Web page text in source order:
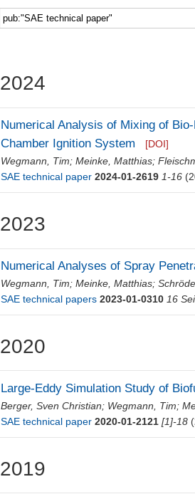
2024
Numerical Analysis of Mixing of
Chamber Ignition System
[DOI]
Wegmann, Tim;Meinke, Matthias;
SAE technical paper 2024-01-2619 1-16
2023
Numerical Analyses of Spray
Wegmann, Tim;Meinke, Matthias;
SAE technical papers 2023-01-0310 16
2020
Large-Eddy Simulation Study of
Berger, Sven Christian; Wegmann, Tim;
SAE technical paper 2020-01-2121 [1]-18
2019